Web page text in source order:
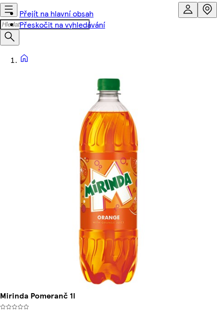
Přejít na hlavní obsah
Přeskočit na vyhledávání
Mirinda Pomeranč 1l